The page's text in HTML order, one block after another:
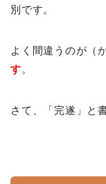
別です。
よく間違うのが（
す。
さて、「完遂」と